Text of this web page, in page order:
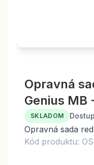
Opravná
Genius MB
SKLADOM
Opravná sada
Kód produktu: